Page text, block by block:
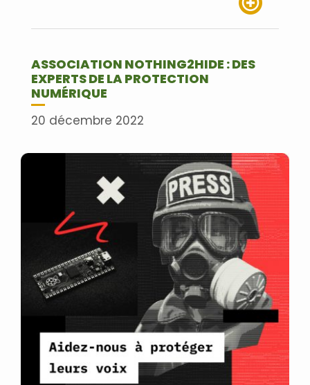
ASSOCIATION NOTHING2HIDE : DES
EXPERTS DE LA PROTECTION
NUMÉRIQUE
20 décembre 2022